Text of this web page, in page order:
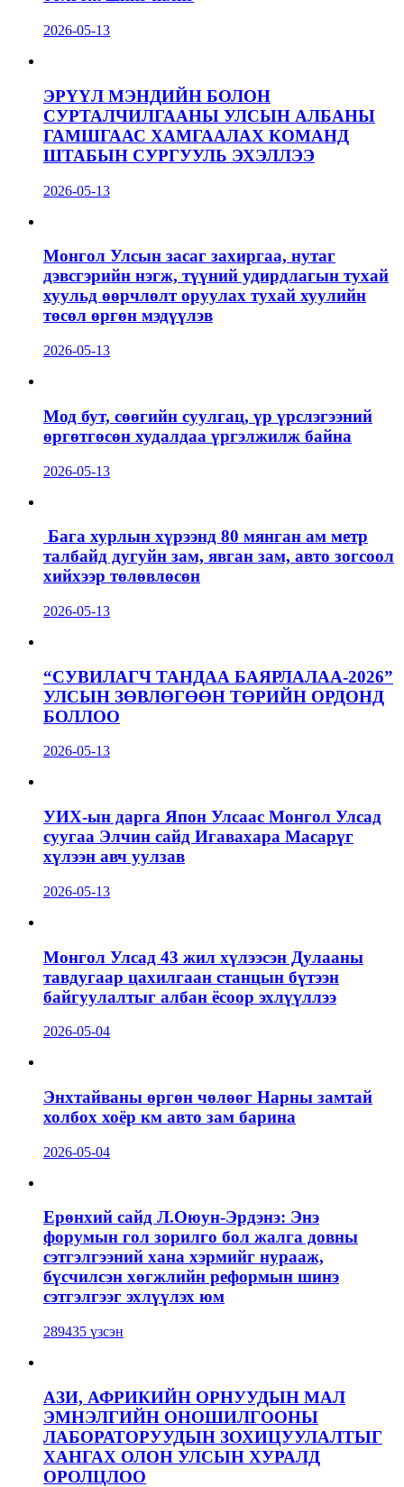
2026-05-13
ЭРҮҮЛ МЭНДИЙН БОЛОН
СУРТАЛЧИЛГААНЫ УЛСЫН АЛБАНЫ
ГАМШГААС ХАМГААЛАХ КОМАНД
ШТАБЫН СУРГУУЛЬ ЭХЭЛЛЭЭ
2026-05-13
Монгол Улсын засаг захиргаа, нутаг
дэвсгэрийн нэгж, түүний удирдлагын тухай
хуульд өөрчлөлт оруулах тухай хуулийн
төсөл өргөн мэдүүлэв
2026-05-13
Мод бут, сөөгийн суулгац, үр үрслэгээний
өргөтгөсөн худалдаа үргэлжилж байна
2026-05-13
Бага хурлын хүрээнд 80 мянган ам метр
талбайд дугуйн зам, явган зам, авто зогсоол
хийхээр төлөвлөсөн
2026-05-13
“СУВИЛАГЧ ТАНДАА БАЯРЛАЛАА-2026”
УЛСЫН ЗӨВЛӨГӨӨН ТӨРИЙН ОРДОНД
БОЛЛОО
2026-05-13
УИХ-ын дарга Япон Улсаас Монгол Улсад
суугаа Элчин сайд Игавахара Масарүг
хүлээн авч уулзав
2026-05-13
Монгол Улсад 43 жил хүлээсэн Дулааны
тавдугаар цахилгаан станцын бүтээн
байгуулалтыг албан ёсоор эхлүүллээ
2026-05-04
Энхтайваны өргөн чөлөөг Нарны замтай
холбох хоёр км авто зам барина
2026-05-04
Ерөнхий сайд Л.Оюун-Эрдэнэ: Энэ
форумын гол зорилго бол жалга довны
сэтгэлгээний хана хэрмийг нурааж,
бүсчилсэн хөгжлийн реформын шинэ
сэтгэлгээг эхлүүлэх юм
289435 үзсэн
АЗИ, АФРИКИЙН ОРНУУДЫН МАЛ
ЭМНЭЛГИЙН ОНОШИЛГООНЫ
ЛАБОРАТОРУУДЫН ЗОХИЦУУЛАЛТЫГ
ХАНГАХ ОЛОН УЛСЫН ХУРАЛД
ОРОЛЦЛОО